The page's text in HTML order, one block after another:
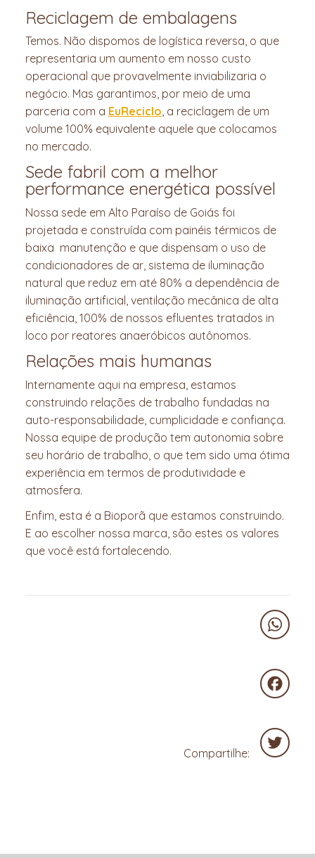
Reciclagem de embalagens
Temos. Não dispomos de logística reversa, o que
representaria um aumento em nosso custo
operacional que provavelmente inviabilizaria o
negócio. Mas garantimos, por meio de uma
parceria com a EuReciclo, a reciclagem de um
volume 100% equivalente aquele que colocamos
no mercado.
Sede fabril com a melhor
performance energética possível
Nossa sede em Alto Paraíso de Goiás foi
projetada e construída com painéis térmicos de
baixa manutenção e que dispensam o uso de
condicionadores de ar, sistema de iluminação
natural que reduz em até 80% a dependência de
iluminação artificial, ventilação mecânica de alta
eficiência, 100% de nossos efluentes tratados in
loco por reatores anaeróbicos autônomos.
Relações mais humanas
Internamente aqui na empresa, estamos
construindo relações de trabalho fundadas na
auto-responsabilidade, cumplicidade e confiança.
Nossa equipe de produção tem autonomia sobre
seu horário de trabalho, o que tem sido uma ótima
experiência em termos de produtividade e
atmosfera.
Enfim, esta é a Bioporã que estamos construindo.
E ao escolher nossa marca, são estes os valores
que você está fortalecendo.
Compartilhe: